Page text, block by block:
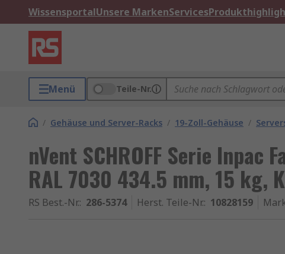
WissensportalUnsere MarkenServices
Menü Teile-Nr.
/ Gehäuse und Server-Racks / 19-Zoll-Gehäuse /
nVent SCHROFF Serie Inpac
RAL 7030 434.5 mm, 15 kg,
RS Best.-Nr.: 286-5374 Herst. Teile-Nr.: 10828159